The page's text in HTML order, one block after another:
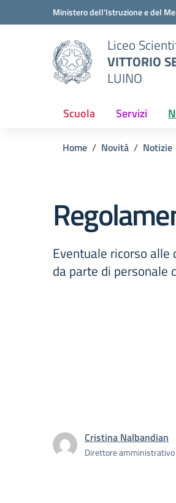
Vai ai contenuti
Vai al menu di navigazioneMinistero dell'Istruzione e del
Liceo
VITTORIO
LUINO
Scuola Servizi
Home Novità Notizie
Eventuale ricorso alle
da parte di personale
Cristina Nalbandian
Direttore amministrativo